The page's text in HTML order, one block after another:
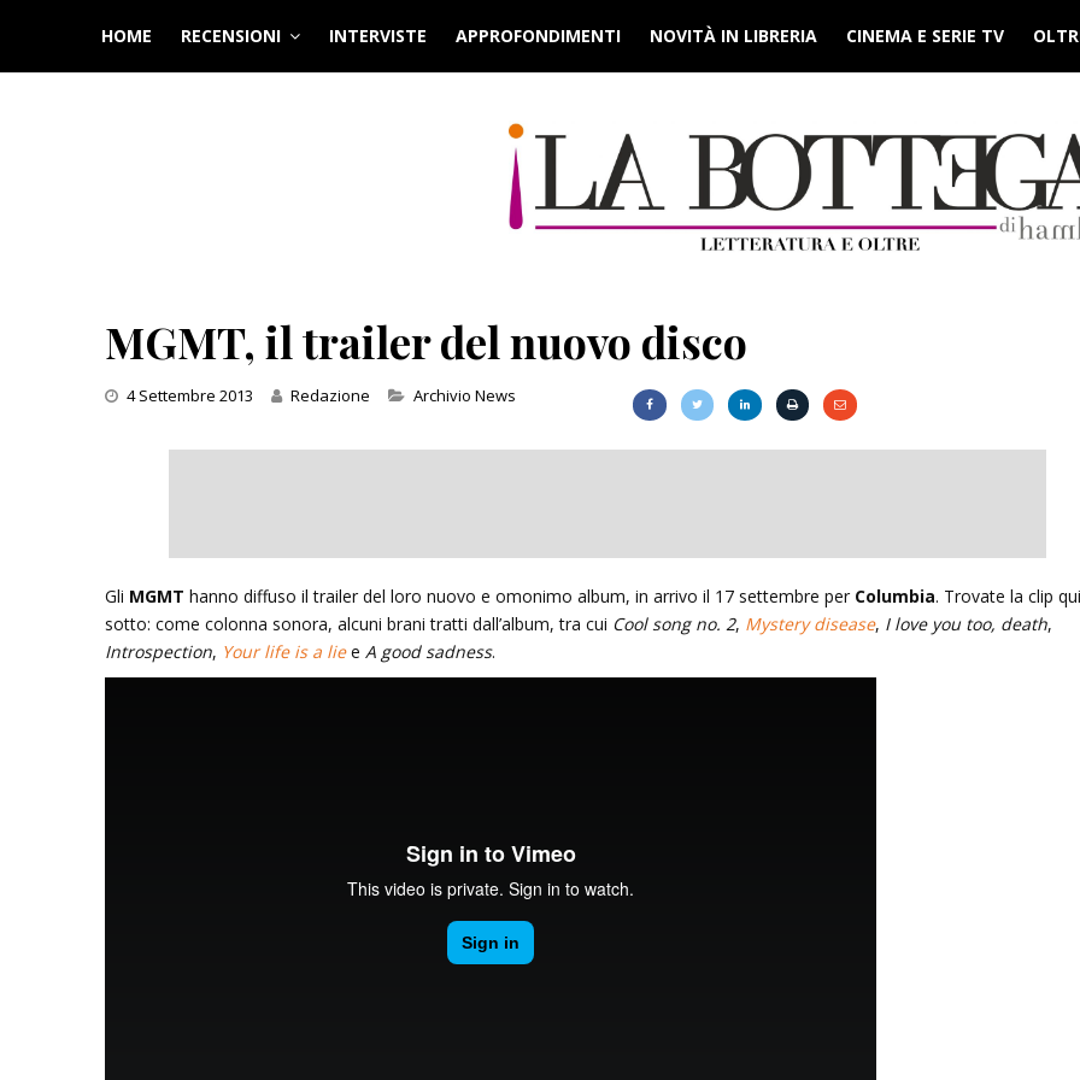
content
HOME RECENSIONI INTERVISTE APPROFONDIMENTI NOVITÀ IN LIBRERIA CINEMA E SERIE TV
MGMT, il trailer del nuovo disco
4 Settembre 2013 Redazione Categories
Archivio News
Gli MGMT hanno diffuso il trailer del loro nuovo e omonimo album, in arrivo il 17 settembre per Columbia. Trovate la clip qui
sotto: come colonna sonora, alcuni brani tratti dall’album, tra cui Cool song no. 2, Mystery disease, I love you too, death,
Introspection, Your life is a liee A good sadness.
Inseguendo un’ombra: cento anni di
Andrea Camilleri
Bazterrica